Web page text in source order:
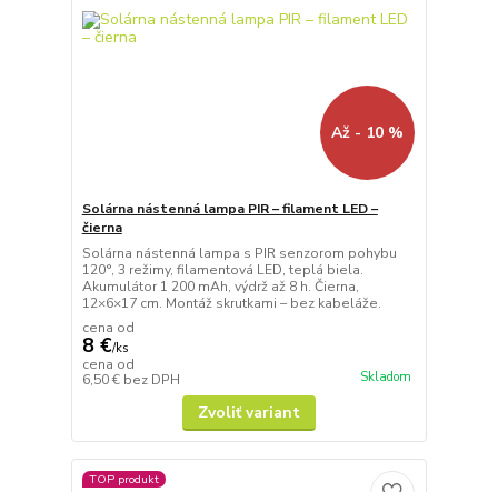
Až - 10 %
Solárna nástenná lampa PIR – filament LED –
čierna
Solárna nástenná lampa s PIR senzorom pohybu
120°, 3 režimy, filamentová LED, teplá biela.
Akumulátor 1 200 mAh, výdrž až 8 h. Čierna,
12×6×17 cm. Montáž skrutkami – bez kabeláže.
cena od
8 €/ks
cena od
6,50 € bez DPH Skladom
Zvoliť variant
TOP produkt